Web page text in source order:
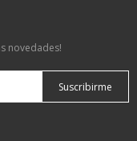
novedades!
Suscribirme